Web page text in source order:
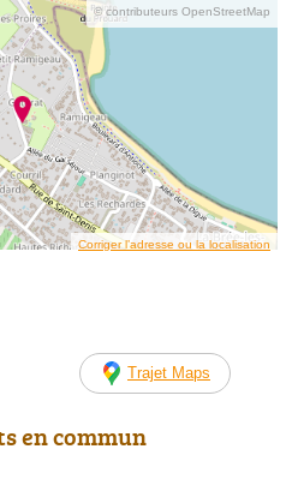
© contributeurs OpenStreetMap
Corriger l’adresse ou la localisation
Trajet Maps
en commun